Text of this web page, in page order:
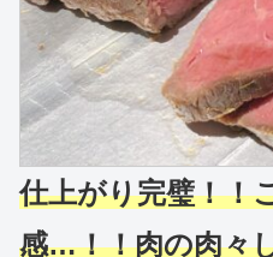
仕上がり完璧！！
感…！！肉の肉々